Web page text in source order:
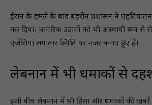
ईरान के हमले के बाद बहरीन प्रशासन ने एहतियातन
कर दिया। नागरिक उड़ानों को भी अस्थायी रूप से
एजेंसियां लगातार स्थिति पर नजर बनाए हुए हैं।
लेबनान में भी धमाकों से
इसी बीच लेबनान में भी हिंसा और धमाकों की खबरें